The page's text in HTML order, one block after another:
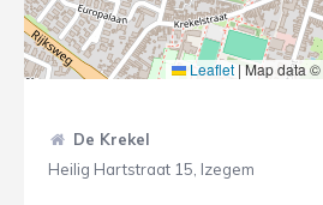
Leaflet | Map data ©
De Krekel
Heilig Hartstraat 15, Izegem